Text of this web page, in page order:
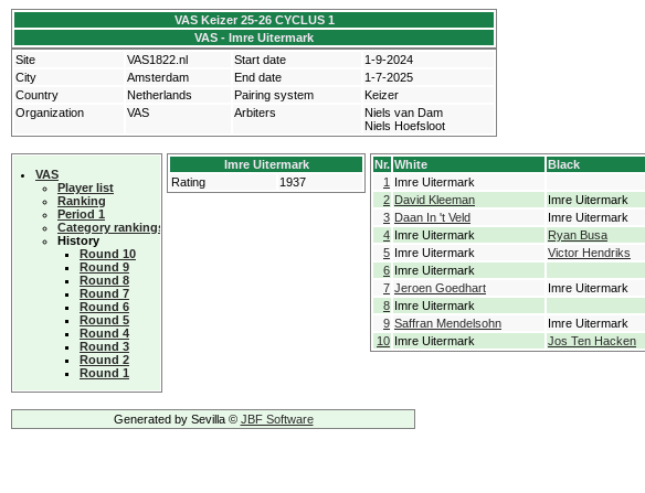
VAS Keizer 25-26 CYCLUS 1
VAS - Imre Uitermark
Site
VAS1822.nl Start date
1-9-2024
City
Amsterdam End date
1-7-2025
Country
Netherlands Pairing system
Keizer
Organization
VAS Arbiters
Niels van Dam
Niels Hoefsloot
VAS
Player list
Ranking
Period 1
Category rankings
History
Round 10
Round 9
Round 8
Round 7
Round 6
Round 5
Round 4
Round 3
Round 2
Round 1
Imre Uitermark
Rating
1937
Nr. White Black
1 Imre Uitermark
2 David Kleeman Imre Uitermark
3 Daan In 't Veld Imre Uitermark
4 Imre Uitermark Ryan Busa
5 Imre Uitermark Victor Hendriks
6 Imre Uitermark
7 Jeroen Goedhart Imre Uitermark
8 Imre Uitermark
9 Saffran Mendelsohn Imre Uitermark
10 Imre Uitermark Jos Ten Hacken
Generated by Sevilla © JBF Software